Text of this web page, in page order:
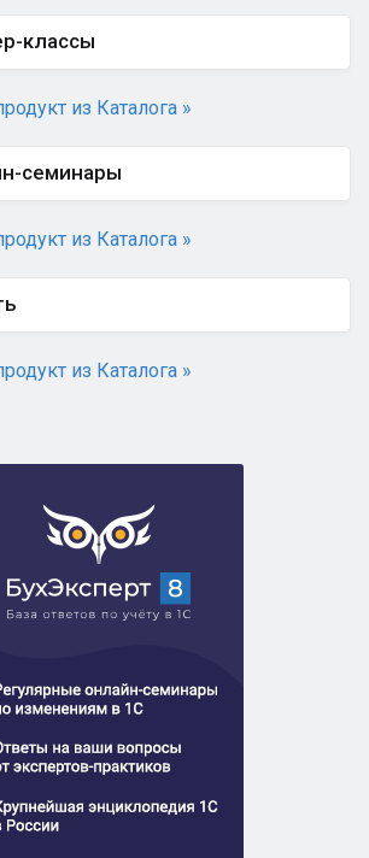
классы
из Каталога »
семинары
из Каталога »
из Каталога »